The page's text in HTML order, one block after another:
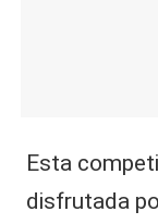
Esta
disfrutada